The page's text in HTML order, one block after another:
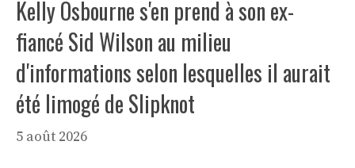
Kelly Osbourne s'en prend à son ex-
fiancé Sid Wilson au milieu
d'informations selon lesquelles il aurait
été limogé de Slipknot
5 août 2026